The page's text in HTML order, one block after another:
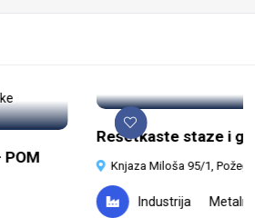
Rešetkaste staze i
Knjaza Miloša 95/1, Požega
Industrija Metalni